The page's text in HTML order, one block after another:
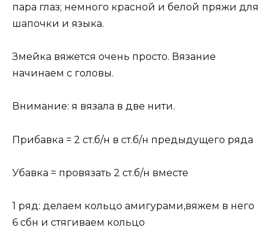
пара глаз; немного красной и белой пряжи для
шапочки и языка.
Змейка вяжется очень просто. Вязание
начинаем с головы.
Внимание: я вязала в две нити.
Прибавка = 2 ст.б/н в ст.б/н предыдущего ряда
Убавка = провязать 2 ст.б/н вместе
1 ряд: делаем кольцо амигурами,вяжем в него
6 сбн и стягиваем кольцо